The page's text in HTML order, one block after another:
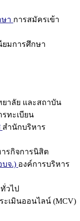
า การสมัครเข้า
ยมการศึกษา
าลัย และสถาบัน
ทะเบียน
สำนักบริหาร
รกิจการนิสิต
บจ.) องค์การบริหาร
วไป
ะเมินออนไลน์ (MCV)